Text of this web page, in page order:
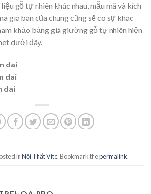
gỗ tự nhiên khác nhau, mẫu mã và kích
giá bán của chúng cũng sẽ có sự khác
khảo bảng giá giường gỗ tự nhiên hiện
dưới đây.
dai
dai
dai
inNội Thất Vito. Bookmark thepermalink.